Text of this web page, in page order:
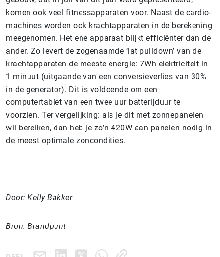
komen ook veel fitnessapparaten voor. Naast de cardio-
machines worden ook krachtapparaten in de berekening
meegenomen. Het ene apparaat blijkt efficiënter dan de
ander. Zo levert de zogenaamde ‘lat pulldown’ van de
krachtapparaten de meeste energie: 7Wh elektriciteit in
1 minuut (uitgaande van een conversieverlies van 30%
in de generator). Dit is voldoende om een
computertablet van een twee uur batterijduur te
voorzien. Ter vergelijking: als je dit met zonnepanelen
wil bereiken, dan heb je zo’n 420W aan panelen nodig in
de meest optimale zoncondities.
Door: Kelly Bakker
Bron: Brandpunt